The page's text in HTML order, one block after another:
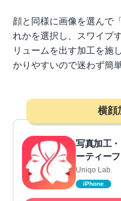
顔と同様に画像を選んで
れかを選択し、スワイプ
リュームを出す加工を施
かりやすいので迷わず簡
横顔
写真加工
ーティー
Uniqo Lab.
iPhone